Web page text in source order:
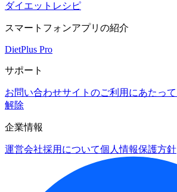
ダイエットレシピ
スマートフォンアプリの紹介
DietPlus Pro
サポート
お問い合わせサイトのご利用にあたって
解除
企業情報
運営会社採用について個人情報保護方針